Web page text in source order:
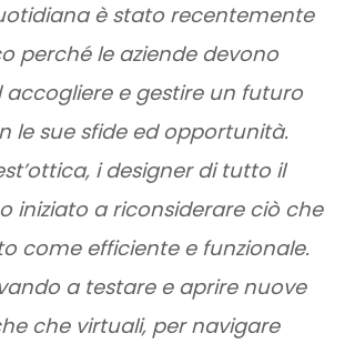
è stato recentemente
perché le aziende devono
e gestire un futuro
le sue sfide ed opportunità.
i designer di tutto il
iniziato a riconsiderare ciò che
come efficiente e funzionale.
a testare e aprire nuove
che virtuali, per navigare